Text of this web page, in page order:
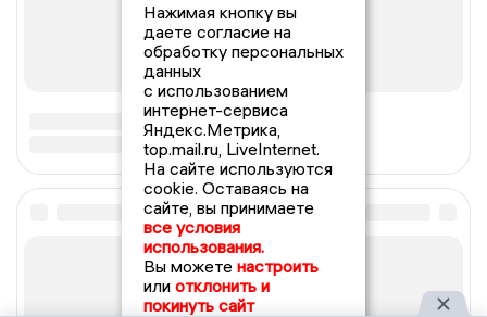
Нажимая кнопку вы
даете согласие на
обработку персональных
данных
с использованием
интернет-сервиса
Яндекс.Метрика,
top.mail.ru, LiveInternet.
На сайте используются
cookie. Оставаясь на
сайте, вы принимаете
все условия
использования.
Вы можете настроить
или отклонить и
покинуть сайт